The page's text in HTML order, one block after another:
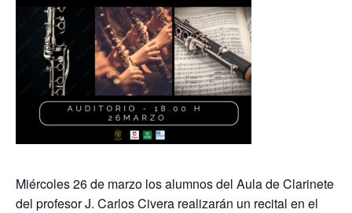
Miércoles 26 de marzo los alumnos del Aula de Clarinete
del profesor J. Carlos Civera realizarán un recital en el